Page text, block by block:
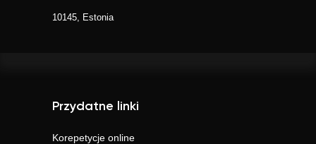
10145, Estonia
Przydatne linki
Korepetycje online